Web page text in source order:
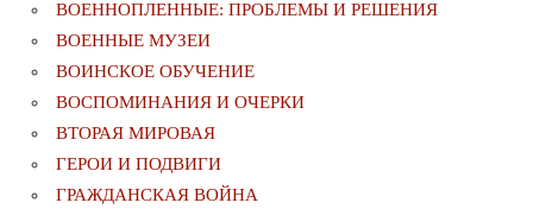
ВОЕННОПЛЕННЫЕ: ПРОБЛЕМЫ И РЕШЕНИЯ
ВОЕННЫЕ МУЗЕИ
ВОИНСКОЕ ОБУЧЕНИЕ
ВОСПОМИНАНИЯ И ОЧЕРКИ
ВТОРАЯ МИРОВАЯ
ГЕРОИ И ПОДВИГИ
ГРАЖДАНСКАЯ ВОЙНА